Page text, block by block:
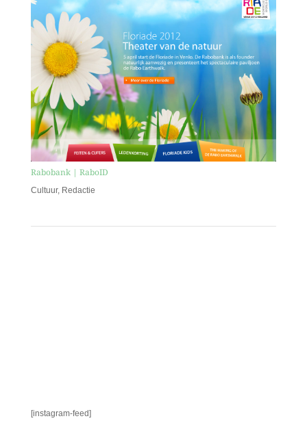
Rabobank | RaboID
Cultuur, Redactie
[instagram-feed]